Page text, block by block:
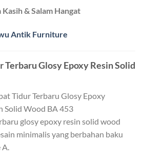
Kasih & Salam Hangat
Antik Furniture
Glosy Epoxy Resin Solid
glosy epoxy resin solid wood
minimalis yang berbahan baku
A.